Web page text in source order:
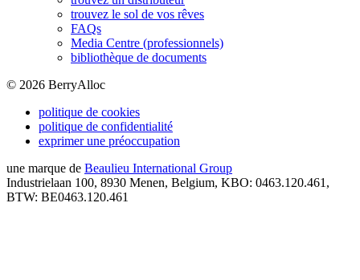
trouvez le sol de vos rêves
FAQs
Media Centre (professionnels)
bibliothèque de documents
© 2026 BerryAlloc
politique de cookies
politique de confidentialité
exprimer une préoccupation
une marque de Beaulieu International Group
Industrielaan 100, 8930 Menen, Belgium, KBO: 0463.120.461,
BTW: BE0463.120.461